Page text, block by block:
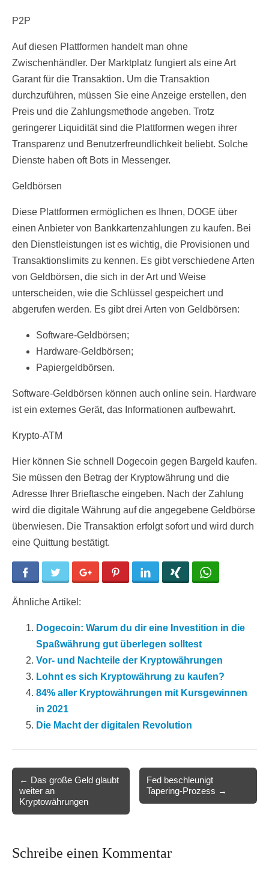
P2P
Auf diesen Plattformen handelt man ohne
Zwischenhändler. Der Marktplatz fungiert als eine Art
Garant für die Transaktion. Um die Transaktion
durchzuführen, müssen Sie eine Anzeige erstellen, den
Preis und die Zahlungsmethode angeben. Trotz
geringerer Liquidität sind die Plattformen wegen ihrer
Transparenz und Benutzerfreundlichkeit beliebt. Solche
Dienste haben oft Bots in Messenger.
Geldbörsen
Diese Plattformen ermöglichen es Ihnen, DOGE über
einen Anbieter von Bankkartenzahlungen zu kaufen. Bei
den Dienstleistungen ist es wichtig, die Provisionen und
Transaktionslimits zu kennen. Es gibt verschiedene Arten
von Geldbörsen, die sich in der Art und Weise
unterscheiden, wie die Schlüssel gespeichert und
abgerufen werden. Es gibt drei Arten von Geldbörsen:
Software-Geldbörsen;
Hardware-Geldbörsen;
Papiergeldbörsen.
Software-Geldbörsen können auch online sein. Hardware
ist ein externes Gerät, das Informationen aufbewahrt.
Krypto-ATM
Hier können Sie schnell Dogecoin gegen Bargeld kaufen.
Sie müssen den Betrag der Kryptowährung und die
Adresse Ihrer Brieftasche eingeben. Nach der Zahlung
wird die digitale Währung auf die angegebene Geldbörse
überwiesen. Die Transaktion erfolgt sofort und wird durch
eine Quittung bestätigt.
Facebook Twitter Google+ Pinterest LinkedIn
Ähnliche Artikel:
Dogecoin: Warum du dir eine Investition in die
Spaßwährung gut überlegen solltest
Vor- und Nachteile der Kryptowährungen
Lohnt es sich Kryptowährung zu kaufen?
84% aller Kryptowährungen mit Kursgewinnen
in 2021
Die Macht der digitalen Revolution
navigation
← Das große Geld glaubt
weiter an
Kryptowährungen
Fed beschleunigt
Tapering-Prozess →
Schreibe einen Kommentar